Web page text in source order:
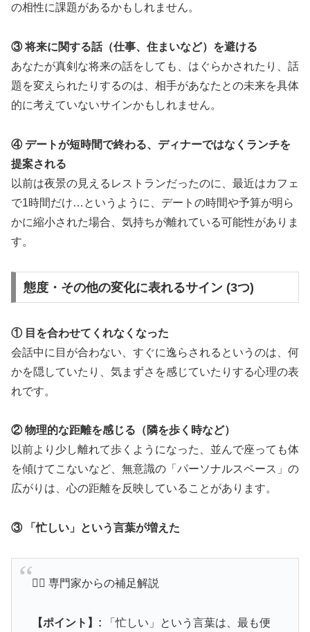
の相性に課題があるかもしれません。
③ 将来に関する話（仕事、住まいなど）を避ける
あなたが真剣な将来の話をしても、はぐらかされたり、話
題を変えられたりするのは、相手があなたとの未来を具体
的に考えていないサインかもしれません。
④ デートが短時間で終わる、ディナーではなくランチを
提案される
以前は夜景の見えるレストランだったのに、最近はカフェ
で1時間だけ…というように、デートの時間や予算が明ら
かに縮小された場合、気持ちが離れている可能性がありま
す。
態度・その他の変化に表れるサイン (3つ)
① 目を合わせてくれなくなった
会話中に目が合わない、すぐに逸らされるというのは、何
かを隠していたり、気まずさを感じていたりする心理の表
れです。
② 物理的な距離を感じる（隣を歩く時など）
以前より少し離れて歩くようになった、並んで座っても体
を傾けてこないなど、無意識の「パーソナルスペース」の
広がりは、心の距離を反映していることがあります。
③ 「忙しい」という言葉が増えた
👨‍⚕️ 専門家からの補足解説
【ポイント】: 「忙しい」という言葉は、最も便